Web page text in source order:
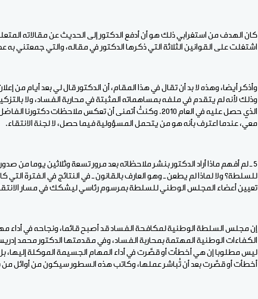
كان الهدف من استغرابي ذلك هو أن أدفع الدكتور إلى الحديث عن مقالاته
اشتغلت على القوانين الثلاثة التي ذكرها الدكتور في مقاله، والتي جمعتني به
وأذكر أيضا، وهذه لا بد أن تقال في هذا المقام، أن الدكتور قال لي بعد أيام من
وذلك لأنه لم يتقدم في ملفه بمساهماته المثبتة في محاربة الفساد، ولا
الذي حصل عليه في العام 2010. وكنتُ أتمنى أن تعكس ملاحظات
معي، عندما اعترف بأنه هو من يتحمل المسؤولية فيما حصل، لا لجنة الانتقاء.
5 ـ لم أفهم ماذا أراد الدكتور بنشر ملاحظاته بعد مرور تسعة وثلاثين يوما
للسلطة؟ ولا لماذا لم يطعن ـ وهو العارف بالقانون ـ في النتائج في الفترة التي
تعيين أعضاء المجلس الوطني للسلطة بمرسوم رئاسي ليشكك في مسار
إن مجلس السلطة الوطنية لمكافحة الفساد قد أصبح قائما، ونجاحه في
الكفاءات الوطنية المهتمة بمحاربة الفساد، وفي مقدمتها الدكتور محمد إدريس
ليس مطلوبا إن هي أخطأت أو قصَّرت في أداء المهام الجسيمة الموكلة إليها،
أخطأت أو قصَّرت بعد أن تُباشر عملها، وكاتب هذه السطور سيكون من أوائل من